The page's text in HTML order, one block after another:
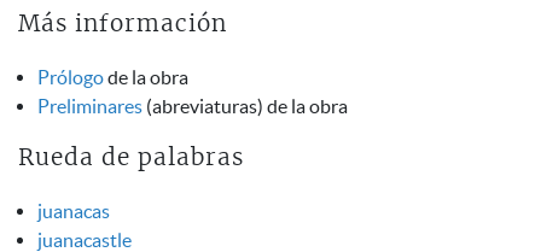
Más información
Prólogode la obra
Preliminares (abreviaturas) de la obra
Rueda de palabras
juanacas
juanacastle